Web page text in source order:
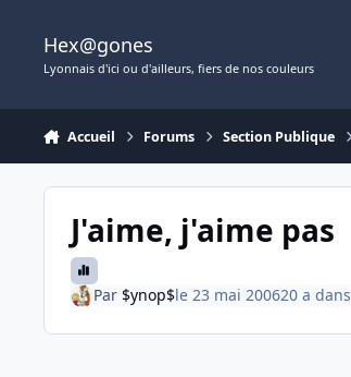
Hex@gones
Lyonnais d'ici ou d'ailleurs, fiers de nos couleurs
Accueil Forums Section Publique
J'aime, j'aime pas
Par $ynop$le 23 mai 200620 a dans